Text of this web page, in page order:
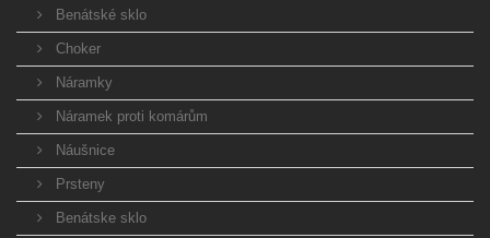
Benátské sklo
Choker
Náramky
Náramek proti komárům
Náušnice
Prsteny
Benátske sklo